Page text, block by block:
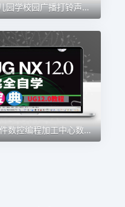
中小学幼儿园学校园广播打铃声工具定时播放智能系统自动上下课音
ug12.0软件数控编程加工中心数控自学建模全套教程从入门到精通